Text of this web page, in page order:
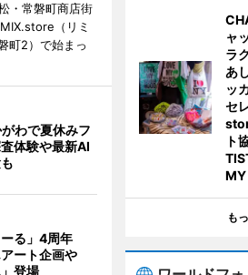
・常磐町商店街
（リミ
町2）で始まっ
わで夏休みフ
体験や最新AI
ーる」4周年
ート企画や
」登場
ャ
ラ
あ
ッ
セ
ト
MY
も